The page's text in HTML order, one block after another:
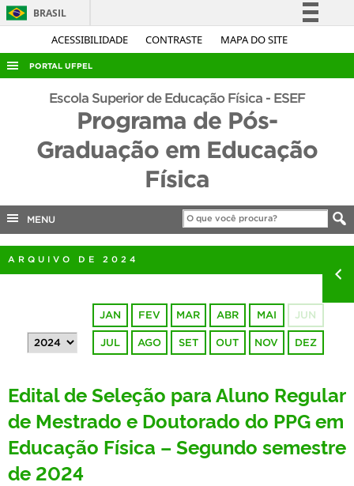
ACESSIBILIDADE CONTRASTE MAPA DO SITE
BRASIL
Simplifique!
Acesso à informação
Legislação
Canais
PORTAL UFPEL
ACESSO À INFORMAÇÃO
COBALTO
Escola Superior de Educação Física - ESEF
Programa de Pós-
Graduação em Educação
Física
MENU
ARQUIVO DE 2024
JAN FEV MAR ABR MAI JUN
JUL AGO SET OUT NOV DEZ
Edital de Seleção para Aluno Regular
de Mestrado e Doutorado do PPG em
Educação Física – Segundo semestre
de 2024